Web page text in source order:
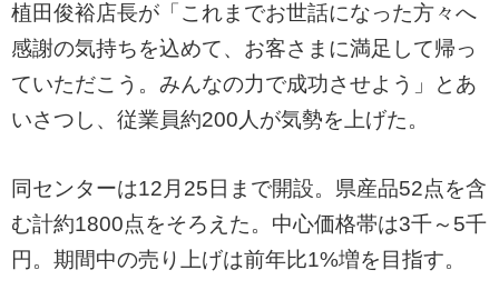
植田俊裕店長が「これまでお世話になった方々へ
感謝の気持ちを込めて、お客さまに満足して帰っ
ていただこう。みんなの力で成功させよう」とあ
いさつし、従業員約200人が気勢を上げた。
同センターは12月25日まで開設。県産品52点を含
む計約1800点をそろえた。中心価格帯は3千～5千
円。期間中の売り上げは前年比1%増を目指す。